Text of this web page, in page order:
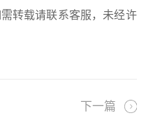
转载请联系客服，未经许
下一篇